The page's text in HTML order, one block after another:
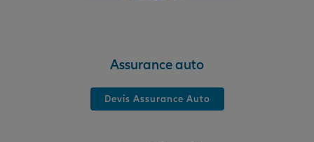
Assurance auto
Devis Assurance Auto